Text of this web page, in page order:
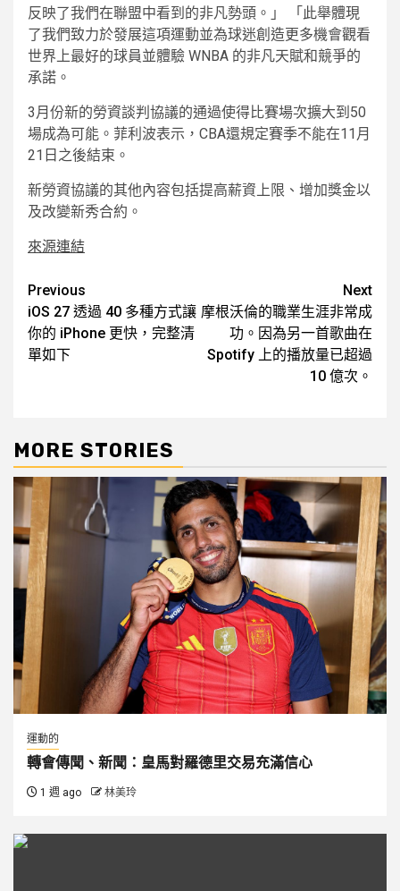
反映了我們在聯盟中看到的非凡勢頭。」 「此舉體現
了我們致力於發展這項運動並為球迷創造更多機會觀看
世界上最好的球員並體驗 WNBA 的非凡天賦和競爭的
承諾。
3月份新的勞資談判協議的通過使得比賽場次擴大到50
場成為可能。菲利波表示，CBA還規定賽季不能在11月
21日之後結束。
新勞資協議的其他內容包括提高薪資上限、增加獎金以
及改變新秀合約。
來源連結
Post
navigation
Previous
iOS 27 透過 40 多種方式讓
你的 iPhone 更快，完整清
單如下
Next
摩根沃倫的職業生涯非常成
功。因為另一首歌曲在
Spotify 上的播放量已超過
10 億次。
MORE STORIES
運動的
轉會傳聞、新聞：皇馬對羅德里交易充滿信心
1 週 ago 林美玲